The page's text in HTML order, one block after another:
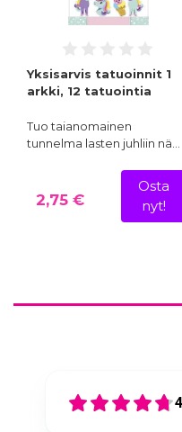
Yksisarvis tatuoinnit 1
arkki, 12 tatuointia
Tuo taianomainen
tunnelma lasten juhliin nä…
2,75 €
Osta
nyt!